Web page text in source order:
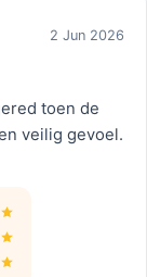
2 Jun 2026
toen de
veilig gevoel.